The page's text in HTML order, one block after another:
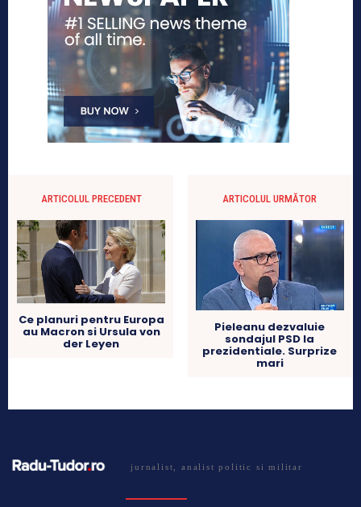
ARTICOLUL PRECEDENT
Ce planuri pentru Europa
au Macron si Ursula von
der Leyen
ARTICOLUL URMĂTOR
Pieleanu dezvaluie
sondajul PSD la
prezidentiale. Surprize
mari
jurnalist, analist politic si militar